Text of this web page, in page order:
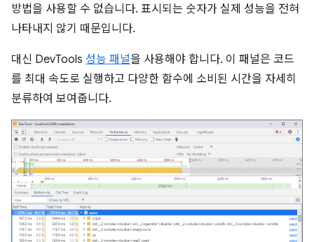
방법을 사용할 수 없습니다. 표시되는 숫자가 실제 성능을 전혀
나타내지 않기 때문입니다.
대신 DevTools 성능 패널을 사용해야 합니다. 이 패널은 코드
를 최대 속도로 실행하고 다양한 함수에 소비된 시간을 자세히
분류하여 보여줍니다.